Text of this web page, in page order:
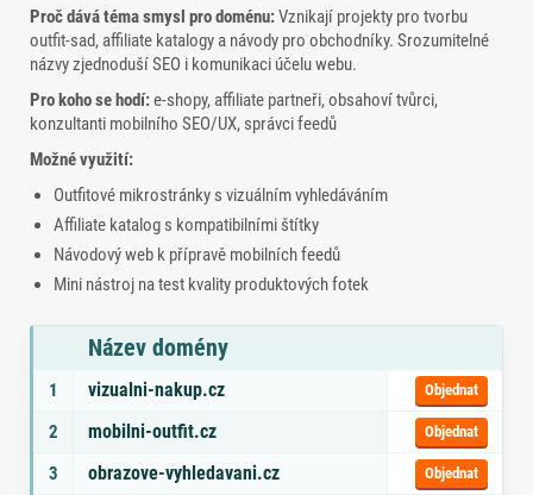
Proč dává téma smysl pro doménu:Vznikají projekty pro tvorbu
outfit-sad, affiliate katalogy a návody pro obchodníky. Srozumitelné
názvy zjednoduší SEO i komunikaci účelu webu.
Pro koho se hodí:e‑shopy, affiliate partneři, obsahoví tvůrci,
konzultanti mobilního SEO/UX, správci feedů
Možné využití:
Outfitové mikrostránky s vizuálním vyhledáváním
Affiliate katalog s kompatibilními štítky
Návodový web k přípravě mobilních feedů
Mini nástroj na test kvality produktových fotek
Seznam doporučených domén s tématy a odkazem na objednávku
Název domény
1 vizualni-nakup.cz Objednat
2 mobilni-outfit.cz Objednat
3 obrazove-vyhledavani.cz Objednat